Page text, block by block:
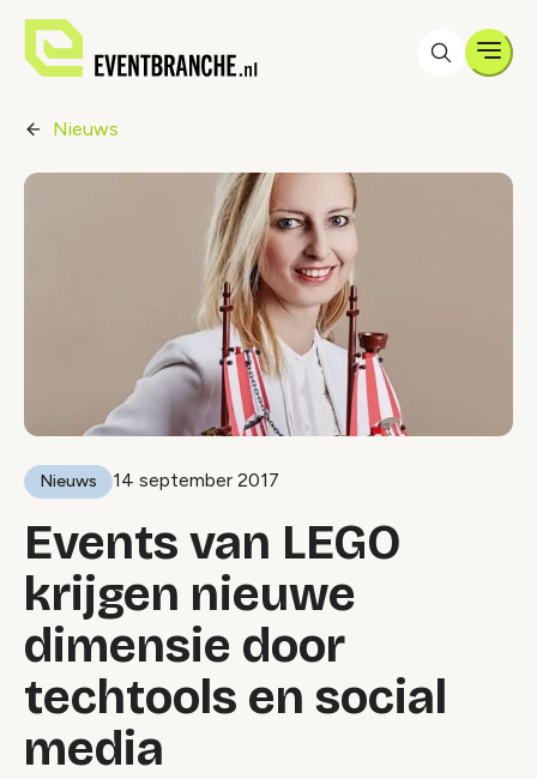
Nieuws
Nieuws 14 september 2017
Events van LEGO
krijgen nieuwe
dimensie door
techtools en social
media